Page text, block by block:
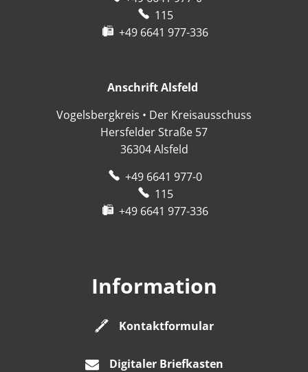
115
+49 6641 977-336
Anschrift Alsfeld
Vogelsbergkreis • Der Kreisausschuss
Hersfelder Straße 57
36304 Alsfeld
+49 6641 977-0
115
+49 6641 977-336
Information
Kontaktformular
Digitaler Briefkasten